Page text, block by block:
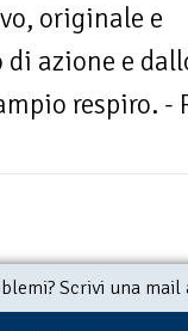
originale e
azione e
respiro. -
Scrivi una